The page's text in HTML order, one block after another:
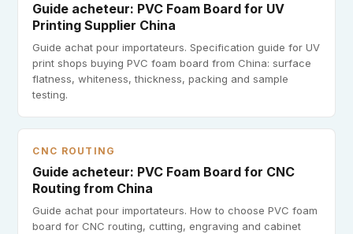
Guide acheteur: PVC Foam Board for UV
Printing Supplier China
Guide achat pour importateurs. Specification guide for UV
print shops buying PVC foam board from China: surface
flatness, whiteness, thickness, packing and sample
testing.
CNC ROUTING
Guide acheteur: PVC Foam Board for CNC
Routing from China
Guide achat pour importateurs. How to choose PVC foam
board for CNC routing, cutting, engraving and cabinet